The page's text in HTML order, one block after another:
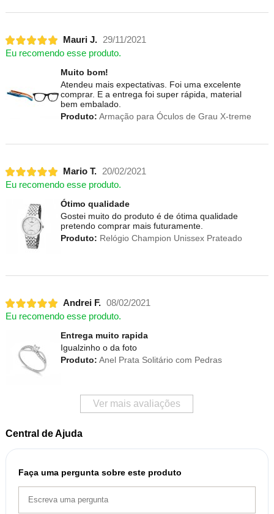
Mauri J. 29/11/2021
Eu recomendo esse produto.
Muito bom!
Atendeu mais expectativas. Foi uma excelente
comprar. E a entrega foi super rápida, material
bem embalado.
Produto: Armação para Óculos de Grau X-treme
Mario T. 20/02/2021
Eu recomendo esse produto.
Ótimo qualidade
Gostei muito do produto é de ótima qualidade
pretendo comprar mais futuramente.
Produto: Relógio Champion Unissex Prateado
Andrei F. 08/02/2021
Eu recomendo esse produto.
Entrega muito rapida
Igualzinho o da foto
Produto: Anel Prata Solitário com Pedras
Ver mais avaliações
Central de Ajuda
Faça uma pergunta sobre este produto